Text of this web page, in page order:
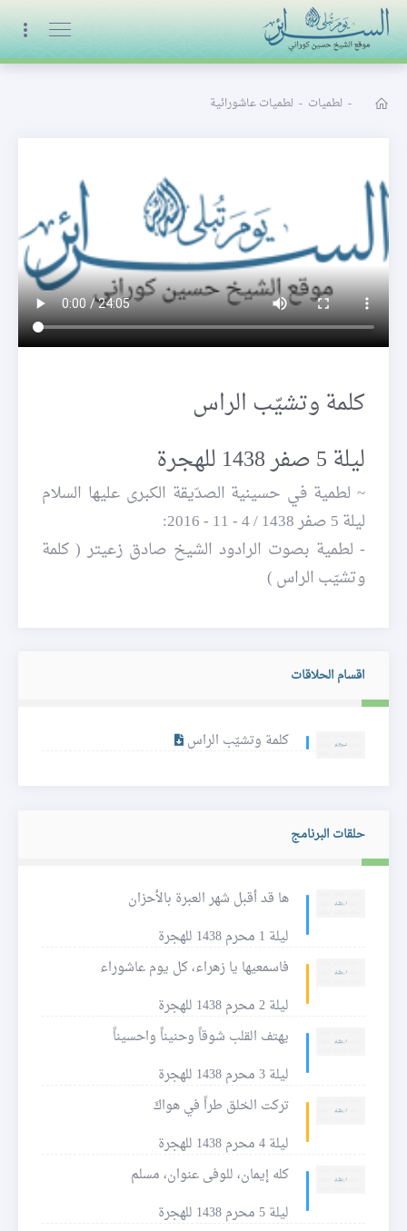
البث المباشر
- لطميات - لطميات عاشورائية
كلمة وتشيّب الراس
ليلة 5 صفر 1438 للهجرة
~ لطمية في حسينية الصدّيقة الكبرى عليها السلام
ليلة 5 صفر 1438 / 4 - 11 - 2016:
- لطمية بصوت الرادود الشيخ صادق زعيتر ( كلمة
وتشيّب الراس )
اقسام الحلاقات
كلمة وتشيّب الراس
حلقات البرنامج
ها قد أقبل شهر العبرة بالأحزان
ليلة 1 محرم 1438 للهجرة
فاسمعيها يا زهراء، كل يوم عاشوراء
ليلة 2 محرم 1438 للهجرة
يهتف القلب شوقاً وحنيناً واحسيناً
ليلة 3 محرم 1438 للهجرة
تركت الخلق طراً في هواكَ
ليلة 4 محرم 1438 للهجرة
كله إيمان، للوفى عنوان، مسلم
ليلة 5 محرم 1438 للهجرة